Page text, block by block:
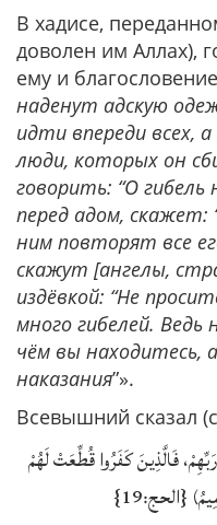
В хадисе,
доволен им Аллах),
ему и
наденут адскую
идти впереди всех,
люди, которых он
говорить: “О гибель
перед адом, скажет:
ним повторят все
скажут [ангелы,
издёвкой: “Не
много гибелей.
чём вы находитесь,
наказания”».
Всевышний сказал
فَالَّذِينَ كَفَرُوا قُطِّعَتْ لَهُمْ
{الحج:19}